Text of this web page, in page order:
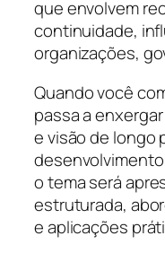
que envolvem
continuidade,
organizações,
Quando você
passa a
e visão de longo
o tema será
estruturada,
e aplicações